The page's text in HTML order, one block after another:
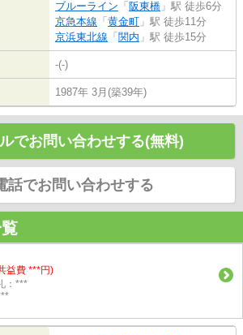
ブルーライン 「 阪東橋 」駅 徒歩6分
京急本線 「 黄金町 」駅 徒歩11分
京浜東北線 「 関内 」駅 徒歩15分
-(-)
1987年 3月(築39年)
でお問い合わせする(無料)
話でお問い合わせする
益費 ***円)
：***